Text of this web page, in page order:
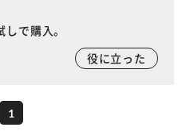
で購入。
役に立った
1